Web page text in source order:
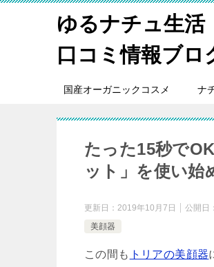
ゆるナチュ生活
口コミ情報ブロ
国産オーガニックコスメ ナ
たった15秒で
ット」を使い始
更新日： 2019年10月7日 公開日：
美顔器
この間も トリアの美顔器